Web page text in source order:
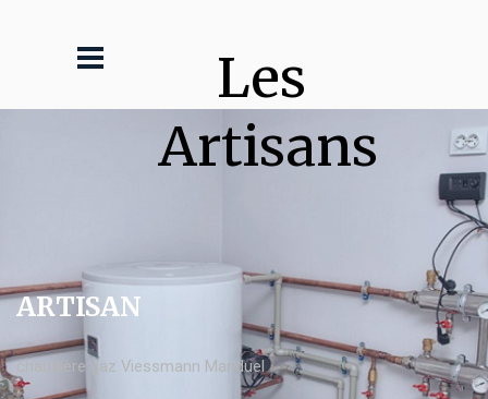
Les
Artisans
ARTISAN
chaudière gaz Viessmann Manduel